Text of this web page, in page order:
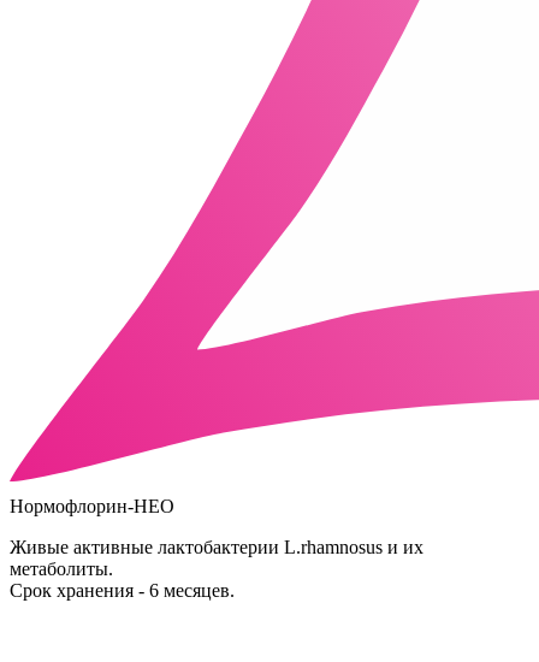
Нормофлорин-НЕО
Живые активные лактобактерии L.rhamnosus и их
метаболиты.
Срок хранения - 6 месяцев.